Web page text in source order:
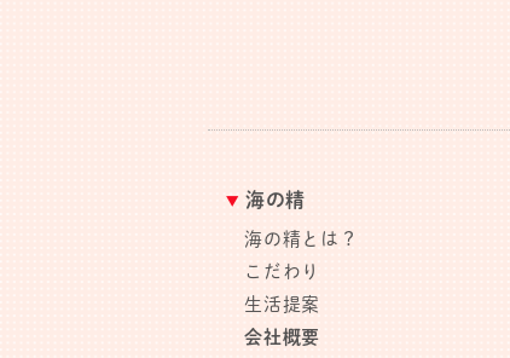
海の精
海の精とは？
こだわり
生活提案
会社概要